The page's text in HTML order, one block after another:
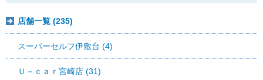
店舗一覧 (235)
スーパーセルフ伊敷台 (4)
Ｕ－ｃａｒ宮崎店 (31)